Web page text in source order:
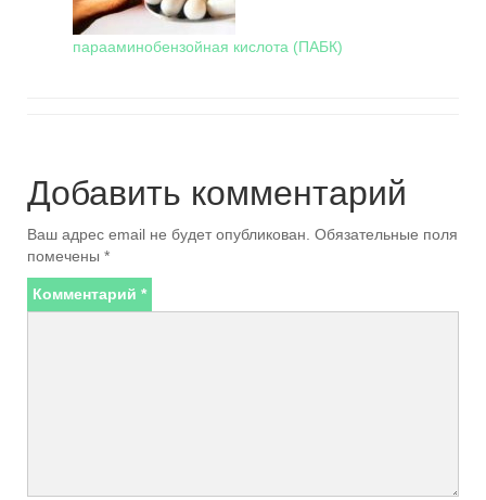
парааминобензойная кислота (ПАБК)
Добавить комментарий
Ваш адрес email не будет опубликован. Обязательные поля
помечены *
Комментарий *